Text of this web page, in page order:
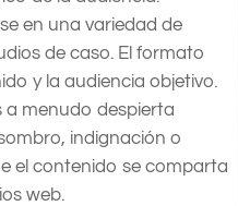
en una variedad de
de caso. El formato
y la audiencia objetivo.
a menudo despierta
indignación o
el contenido se comparta
web.